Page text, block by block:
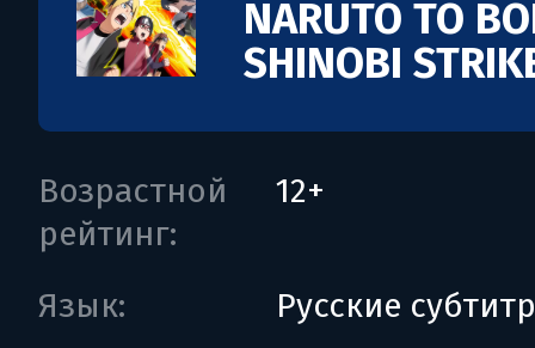
NARUTO TO
SHINOBI
Возрастной
рейтинг:
12+
Язык:
Русские